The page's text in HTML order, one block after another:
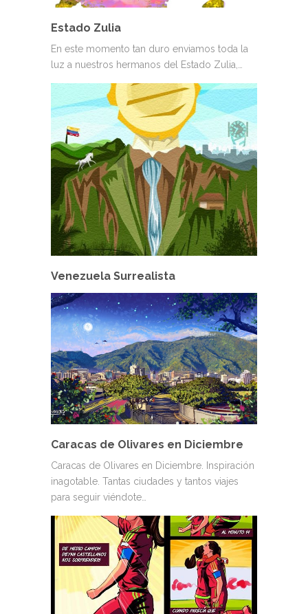
Estado Zulia
En este momento tan duro enviamos toda la
luz a nuestros hermanos del Estado Zulia,…
Venezuela Surrealista
Caracas de Olivares en Diciembre
Caracas de Olivares en Diciembre. Inspiración
inagotable. Tantas ciudades y tantos viajes
para seguir viéndote…